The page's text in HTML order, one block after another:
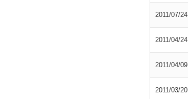
2011/07/24
2011/04/24
2011/04/09
2011/03/20